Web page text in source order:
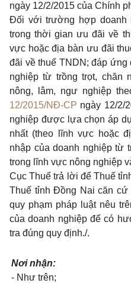
ngày 12/2/2015 của Chính
Đối với trường hợp doanh
trong thời gian ưu đãi về
vực hoặc địa bàn ưu đãi
đãi về thuế TNDN; đáp ứng
nghiệp từ trồng trọt, chăn
nông, lâm, ngư nghiệp
12/2015/NĐ-CP ngày 12/2/
nghiệp được lựa chọn áp
nhất (theo lĩnh vực hoặc
nhập của doanh nghiệp từ
trong lĩnh vực nông nghiệp
Cục Thuế trả lời để Thuế
Thuế tỉnh Đồng Nai căn cứ
quy phạm pháp luật nêu
của doanh nghiệp để có
tra đúng quy định./.
Nơi nhận:
- Như trên;